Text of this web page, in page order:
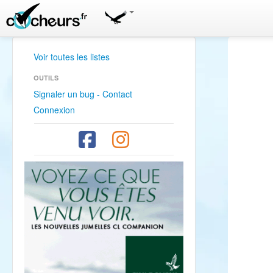
Voir toutes les listes
OUTILS
Signaler un bug - Contact
Connexion